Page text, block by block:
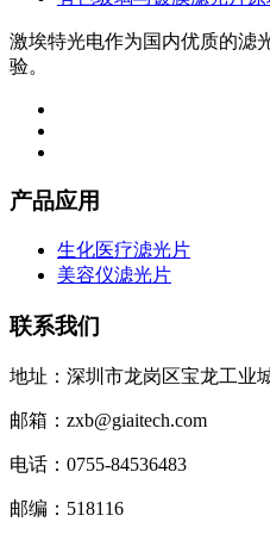
激埃特光电作为国内优质的滤
验。
产品应用
生化医疗滤光片
美容仪滤光片
联系我们
地址：深圳市龙岗区宝龙工业
邮箱：zxb@giaitech.com
电话：0755-84536483
邮编：518116